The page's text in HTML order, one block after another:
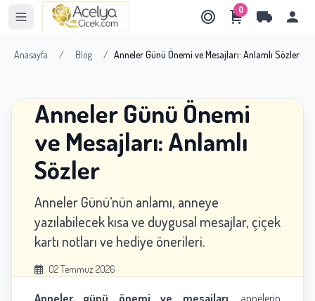
0
Anasayfa / Blog / Anneler Günü Önemi ve Mesajları: Anlamlı Sözler
Anneler Günü Önemi
ve Mesajları: Anlamlı
Sözler
Anneler Günü’nün anlamı, anneye
yazılabilecek kısa ve duygusal mesajlar, çiçek
kartı notları ve hediye önerileri.
02 Temmuz 2026
Anneler günü önemi ve mesajları, annelerin